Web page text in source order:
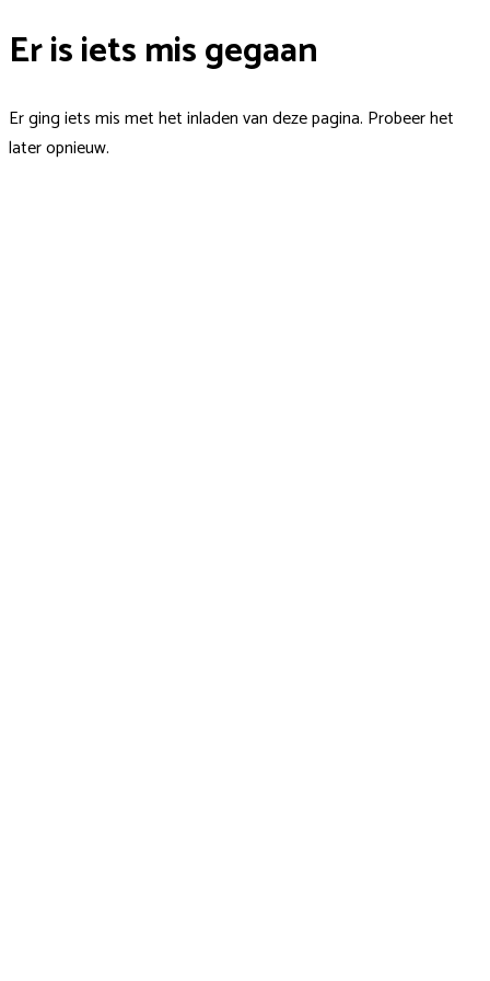
Er is iets mis gegaan
Er ging iets mis met het inladen van deze pagina. Probeer het
later opnieuw.